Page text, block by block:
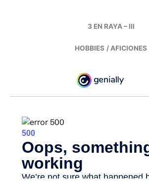
3 EN RAYA – III
HOBBIES / AFICIONES